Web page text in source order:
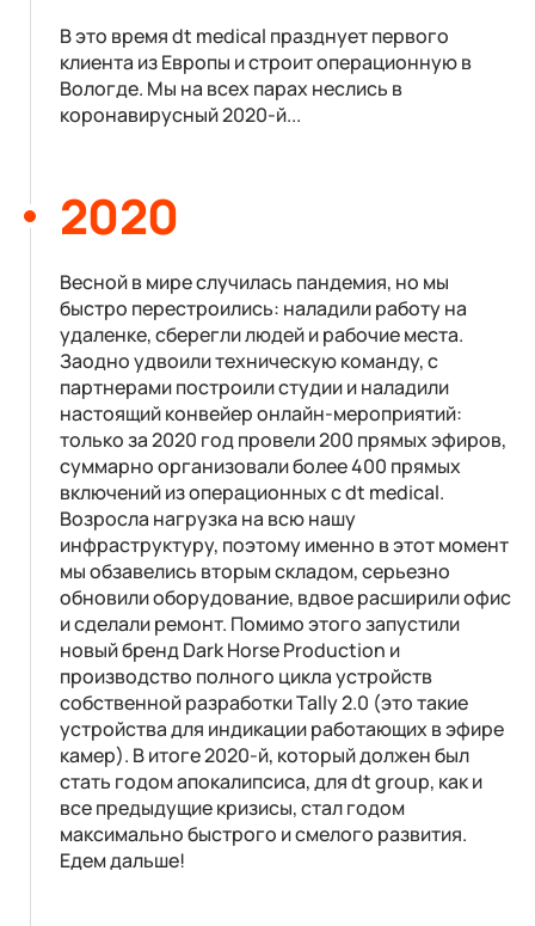
В это время dt medical празднует первого
клиента из Европы и строит операционную в
Вологде. Мы на всех парах неслись в
коронавирусный 2020-й...
2020
Весной в мире случилась пандемия, но мы
быстро перестроились: наладили работу на
удаленке, сберегли людей и рабочие места.
Заодно удвоили техническую команду, с
партнерами построили студии и наладили
настоящий конвейер онлайн-мероприятий:
только за 2020 год провели 200 прямых эфиров,
суммарно организовали более 400 прямых
включений из операционных c dt medical.
Возросла нагрузка на всю нашу
инфраструктуру, поэтому именно в этот момент
мы обзавелись вторым складом, серьезно
обновили оборудование, вдвое расширили офис
и сделали ремонт. Помимо этого запустили
новый бренд Dark Horse Production и
производство полного цикла устройств
собственной разработки Tally 2.0 (это такие
устройства для индикации работающих в эфире
камер). В итоге 2020-й, который должен был
стать годом апокалипсиса, для dt group, как и
все предыдущие кризисы, стал годом
максимально быстрого и смелого развития.
Едем дальше!